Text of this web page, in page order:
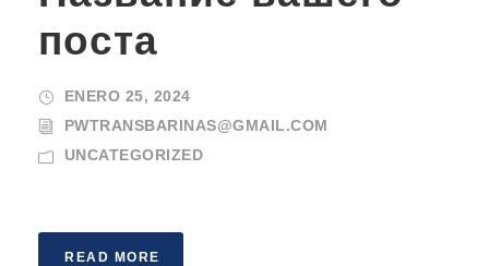
поста
ENERO 25, 2024
PWTRANSBARINAS@GMAIL.COM
UNCATEGORIZED
READ MORE